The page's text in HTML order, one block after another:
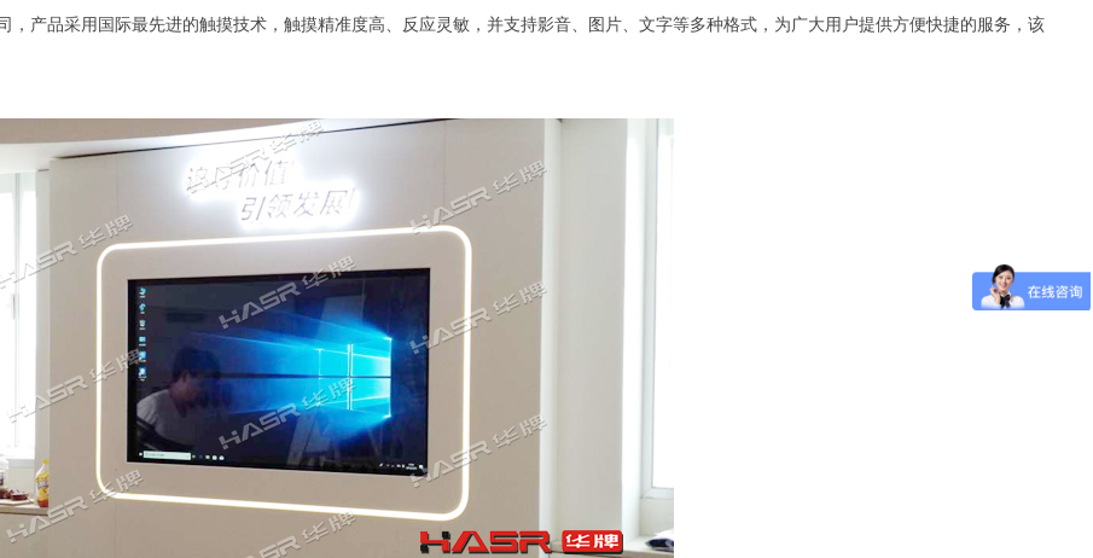
，产品采用国际最先进的触摸技术，触摸精准度高、反应灵敏，并支持影音、图片、文字等多种格式，为广大用户提供方便快捷的服务，该